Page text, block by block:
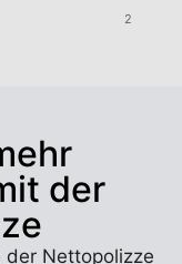
2
der
Nettopolizze